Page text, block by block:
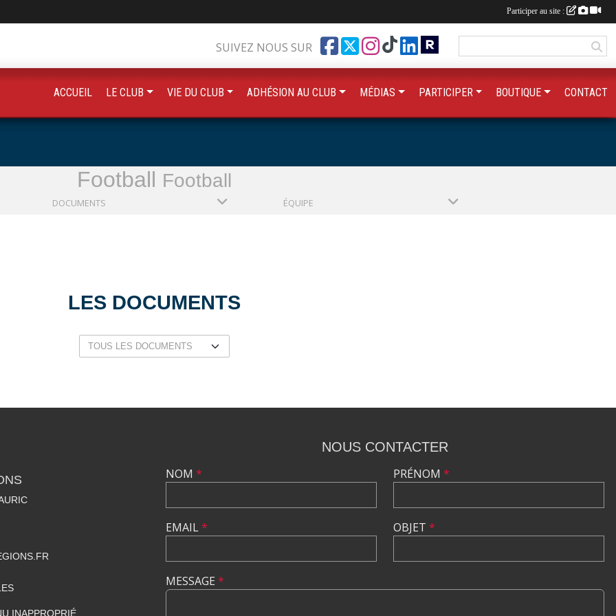
Football Football
DOCUMENTS ÉQUIPE
LES DOCUMENTS
SUIVEZ NOUS SUR
ACCUEIL LE CLUB VIE DU CLUB ADHÉSION AU CLUB MÉDIAS PARTICIPER BOUTIQUE CONTACT
INAPPROPRIÉ
NOUS CONTACTER
NOM *
EMAIL*
PRÉNOM *
OBJET *
MESSAGE *
Participer au site :